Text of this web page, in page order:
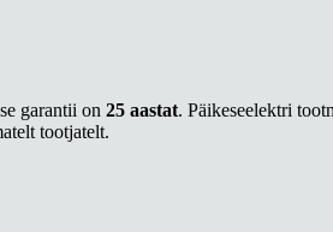
garantii on 25 aastat. Päikeseelektri
tootjatelt.